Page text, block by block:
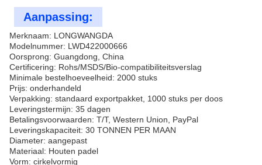
Aanpassing:
Merknaam: LONGWANGDA
Modelnummer: LWD422000666
Oorsprong: Guangdong, China
Certificering: Rohs/MSDS/Bio-compatibiliteitsverslag
Minimale bestelhoeveelheid: 2000 stuks
Prijs: onderhandeld
Verpakking: standaard exportpakket, 1000 stuks per doos
Leveringstermijn: 35 dagen
Betalingsvoorwaarden: T/T, Western Union, PayPal
Leveringskapaciteit: 30 TONNEN PER MAAN
Diameter: aangepast
Materiaal: Houten padel
Vorm: cirkelvormig